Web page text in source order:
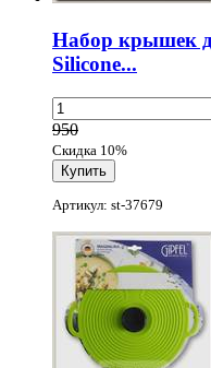
Набор крышек
Silicone...
950
Скидка 10%
Артикул: st-37679